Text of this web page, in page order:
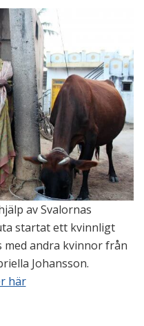
av Svalornas
startat ett kvinnligt
andra kvinnor från
Johansson.
här